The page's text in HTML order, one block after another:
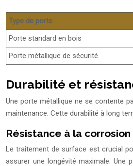
Type de porte
Porte standard en bois
Porte métallique de sécurité
Durabilité et
Une porte métallique ne se contente
maintenance. Cette durabilité à long
Résistance à la corrosion
Le traitement de surface est crucial
assurer une longévité maximale.